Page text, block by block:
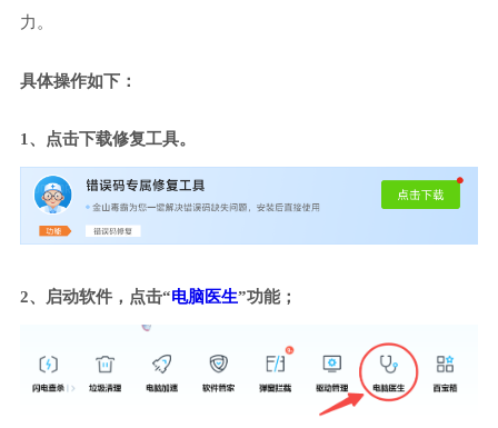
力。
具体操作如下：
1、点击下载修复工具。
2、启动软件，点击“电脑医生”功能；